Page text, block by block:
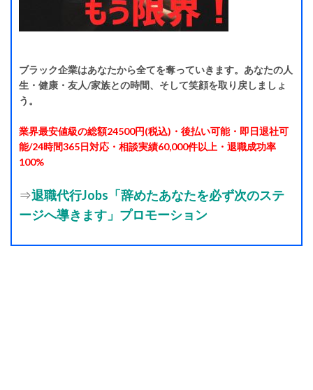
ブラック企業はあなたから全てを奪っていきます。あなたの人
生・健康・友人/家族との時間、そして笑顔を取り戻しましょ
う。
業界最安値級の総額24500円(税込)・後払い可能・即日退社可
能/24時間365日対応・相談実績60,000件以上・退職成功率
100%
⇒退職代行Jobs「辞めたあなたを必ず次のステ
ージへ導きます」プロモーション